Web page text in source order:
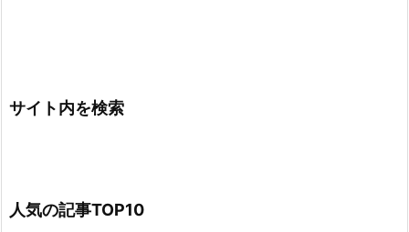
サイト内を検索
人気の記事TOP10